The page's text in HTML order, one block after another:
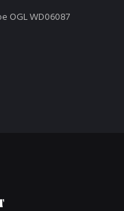
OGL WD06087